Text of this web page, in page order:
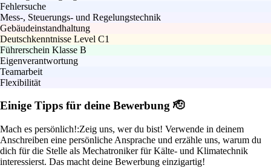
Fehlersuche
Mess-, Steuerungs- und Regelungstechnik
Gebäudeinstandhaltung
Deutschkenntnisse Level C1
Führerschein Klasse B
Eigenverantwortung
Teamarbeit
Flexibilität
Einige Tipps für deine Bewerbung 🫡
Mach es persönlich!:Zeig uns, wer du bist! Verwende in deinem
Anschreiben eine persönliche Ansprache und erzähle uns, warum du
dich für die Stelle als Mechatroniker für Kälte- und Klimatechnik
interessierst. Das macht deine Bewerbung einzigartig!